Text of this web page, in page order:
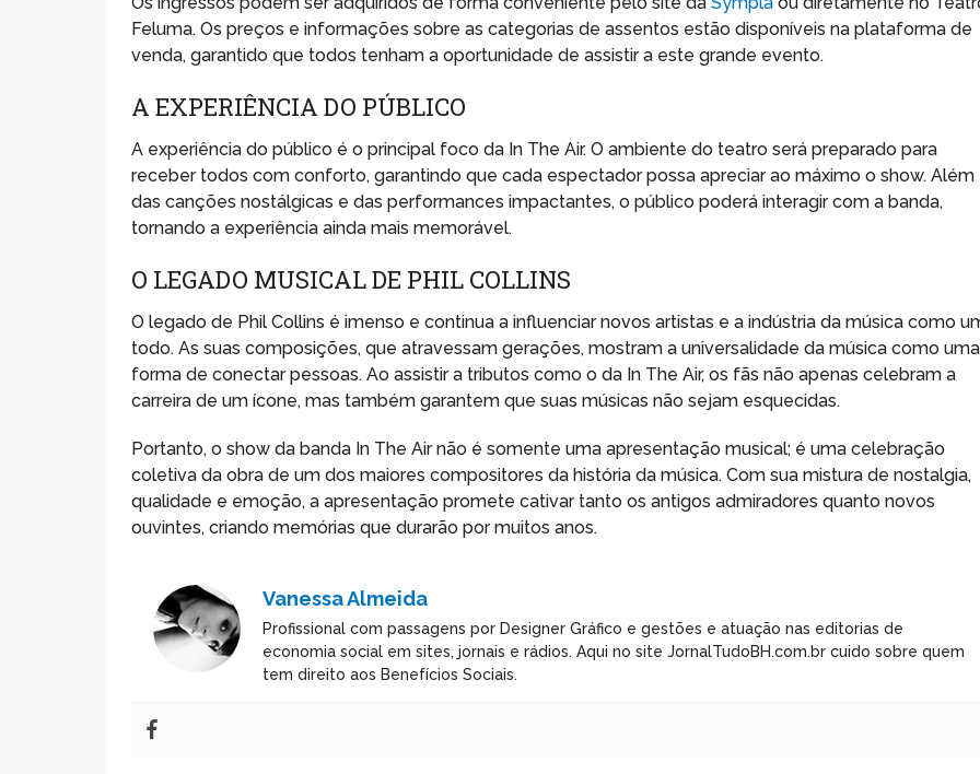
Feluma. Os preços e informações sobre as categorias de assentos estão disponíveis na plataforma de
venda, garantido que todos tenham a oportunidade de assistir a este grande evento.
A EXPERIÊNCIA DO PÚBLICO
A experiência do público é o principal foco da In The Air. O ambiente do teatro será preparado para
receber todos com conforto, garantindo que cada espectador possa apreciar ao máximo o show. Além
das canções nostálgicas e das performances impactantes, o público poderá interagir com a banda,
tornando a experiência ainda mais memorável.
O LEGADO MUSICAL DE PHIL COLLINS
O legado de Phil Collins é imenso e continua a influenciar novos artistas e a indústria da música como
todo. As suas composições, que atravessam gerações, mostram a universalidade da música como uma
forma de conectar pessoas. Ao assistir a tributos como o da In The Air, os fãs não apenas celebram a
carreira de um ícone, mas também garantem que suas músicas não sejam esquecidas.
Portanto, o show da banda In The Air não é somente uma apresentação musical; é uma celebração
coletiva da obra de um dos maiores compositores da história da música. Com sua mistura de nostalgia,
qualidade e emoção, a apresentação promete cativar tanto os antigos admiradores quanto novos
ouvintes, criando memórias que durarão por muitos anos.
Vanessa Almeida
Profissional com passagens por Designer Gráfico e gestões e atuação nas editorias de
economia social em sites, jornais e rádios. Aqui no site JornalTudoBH.com.br cuido sobre quem
tem direito aos Benefícios Sociais.